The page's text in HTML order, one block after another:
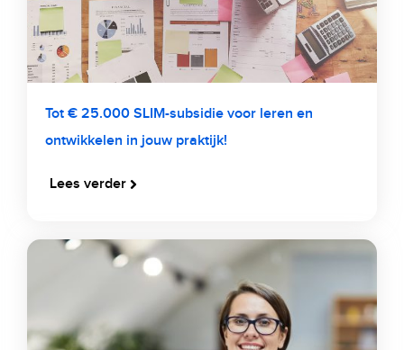
Tot € 25.000 SLIM-subsidie voor leren en
ontwikkelen in jouw praktijk!
Lees verder